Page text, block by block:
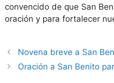
convencido de que San
oración y para fortalecer
Novena breve a San
Oración a San Benito